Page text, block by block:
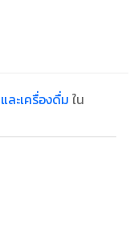
ละเครื่องดื่ม ใน